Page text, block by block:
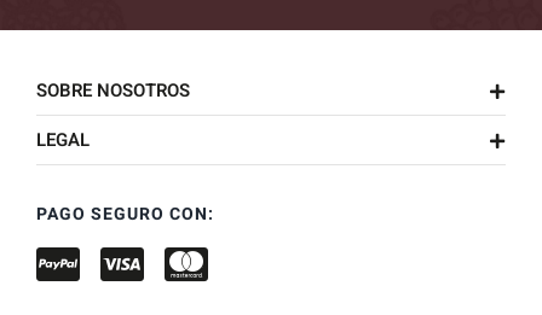
SOBRE NOSOTROS
LEGAL
PAGO SEGURO CON: